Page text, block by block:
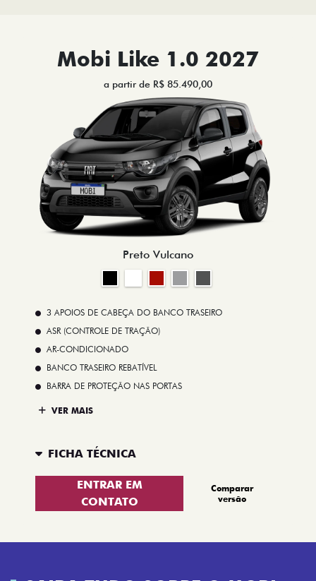
Mobi Like 1.0 2027
a partir de R$ 85.490,00
Preto Vulcano
3 APOIOS DE CABEÇA DO BANCO TRASEIRO
ASR (CONTROLE DE TRAÇÃO)
AR-CONDICIONADO
BANCO TRASEIRO REBATÍVEL
BARRA DE PROTEÇÃO NAS PORTAS
VER MAIS
FICHA TÉCNICA
ENTRAR EM
CONTATO
Comparar
versão